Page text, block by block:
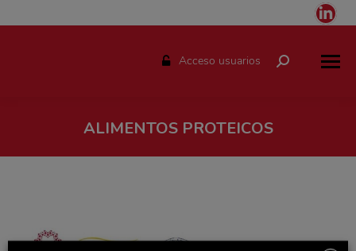
Acceso usuarios Buscar:
ALIMENTOS PROTEICOS